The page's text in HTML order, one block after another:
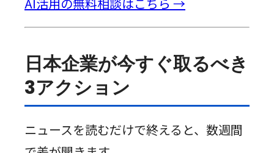
日本企業が今すぐ取るべき
3アクション
ニュースを読むだけで終えると、数週間